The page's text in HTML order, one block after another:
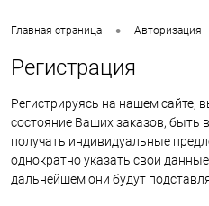
Главная страница • Авторизация
Регистрация
Регистрируясь на нашем сайте,
состояние Ваших заказов, быть
получать индивидуальные
однократно указать свои
дальнейшем они будут